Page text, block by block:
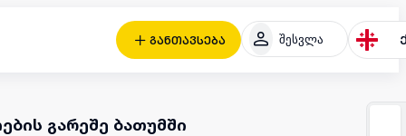
განთავსება შესვლა
გარეშე ბათუმში